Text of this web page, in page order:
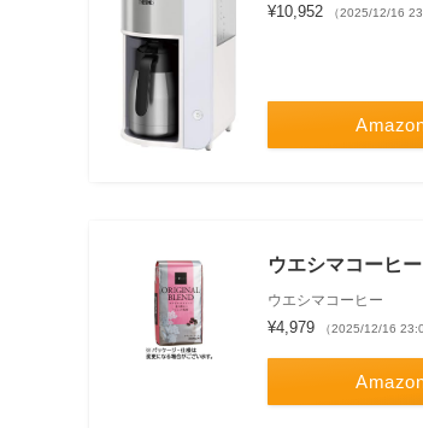
¥10,952 （2025/12/16
ウエシマコー
ウエシマコーヒー
¥4,979 （2025/12/16